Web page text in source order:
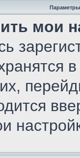
Параметры
мои